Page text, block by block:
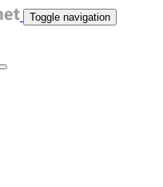
Toggle navigation